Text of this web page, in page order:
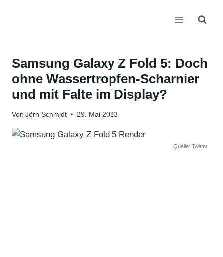
Samsung Galaxy Z Fold 5: Doch
ohne Wassertropfen-Scharnier
und mit Falte im Display?
Von Jörn Schmidt 29. Mai 2023
Quelle: Twitter